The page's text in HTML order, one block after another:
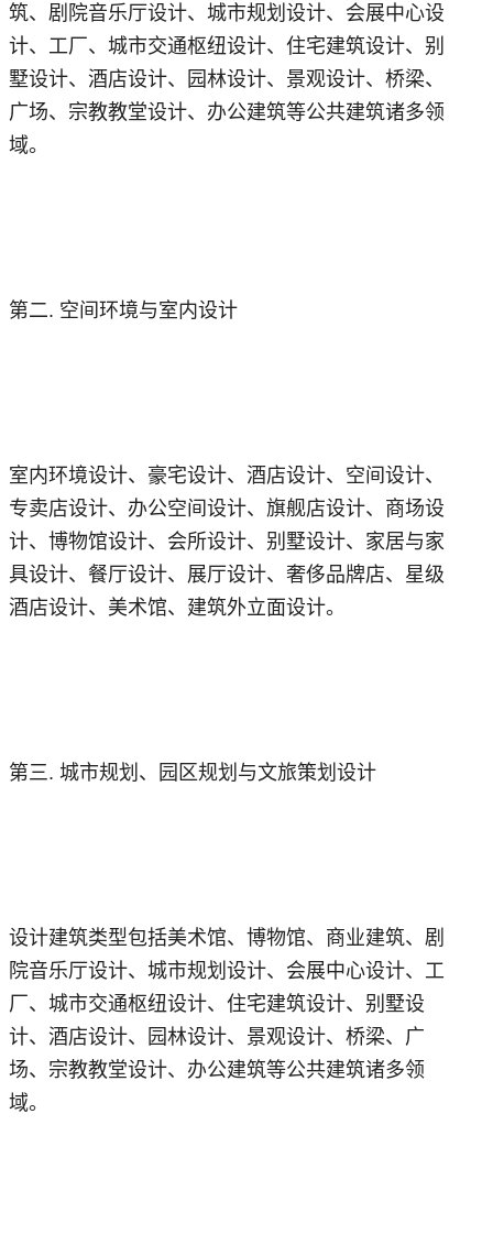
筑、剧院音乐厅设计、城市规划设计、会展中心设
计、工厂、城市交通枢纽设计、住宅建筑设计、别
墅设计、酒店设计、园林设计、景观设计、桥梁、
广场、宗教教堂设计、办公建筑等公共建筑诸多领
域。
第二. 空间环境与室内设计
室内环境设计、豪宅设计、酒店设计、空间设计、
专卖店设计、办公空间设计、旗舰店设计、商场设
计、博物馆设计、会所设计、别墅设计、家居与家
具设计、餐厅设计、展厅设计、奢侈品牌店、星级
酒店设计、美术馆、建筑外立面设计。
第三. 城市规划、园区规划与文旅策划设计
设计建筑类型包括美术馆、博物馆、商业建筑、剧
院音乐厅设计、城市规划设计、会展中心设计、工
厂、城市交通枢纽设计、住宅建筑设计、别墅设
计、酒店设计、园林设计、景观设计、桥梁、广
场、宗教教堂设计、办公建筑等公共建筑诸多领
域。